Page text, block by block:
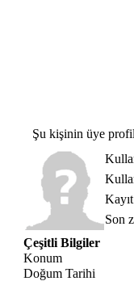
Şu kişinin üye
Son
Çeşitli Bilgiler
Konum
Doğum Tarihi